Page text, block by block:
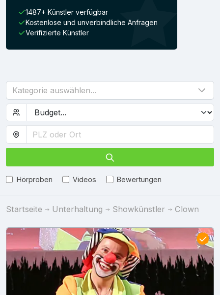
1487+ Künstler verfügbar
Kostenlose und unverbindliche Anfragen
Verifizierte Künstler
Kategorie auswählen...
Hörproben Videos Bewertungen
Startseite Unterhaltung Showkünstler Clown